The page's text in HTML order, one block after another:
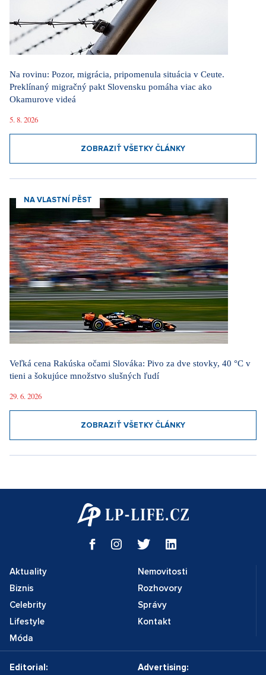
Na rovinu: Pozor, migrácia, pripomenula situácia v Ceute.
Preklínaný migračný pakt Slovensku pomáha viac ako
Okamurove videá
5. 8. 2026
ZOBRAZIŤ VŠETKY ČLÁNKY
NA VLASTNÍ PĚST
Veľká cena Rakúska očami Slováka: Pivo za dve stovky, 40 °C v
tieni a šokujúce množstvo slušných ľudí
29. 6. 2026
ZOBRAZIŤ VŠETKY ČLÁNKY
Aktuality
Biznis
Celebrity
Lifestyle
Móda
Nemovitosti
Rozhovory
Správy
Kontakt
Editorial: Advertising: